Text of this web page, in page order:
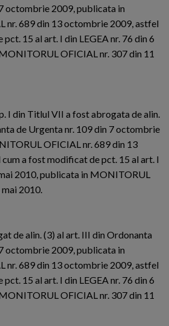
octombrie 2009, publicata in
nr. 689 din 13 octombrie 2009, astfel
15 al art. I din LEGEA nr. 76 din 6
OFICIAL nr. 307 din 11
I din Titlul VII a fost abrogata de alin.
de Urgenta nr. 109 din 7 octombrie
OFICIAL nr. 689 din 13
a fost modificat de pct. 15 al art. I
2010, publicata in MONITORUL
2010.
de alin. (3) al art. III din Ordonanta
octombrie 2009, publicata in
nr. 689 din 13 octombrie 2009, astfel
15 al art. I din LEGEA nr. 76 din 6
OFICIAL nr. 307 din 11